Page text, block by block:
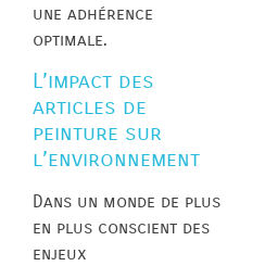
une adhérence
optimale.
L’impact des
articles de
peinture sur
l’environnement
Dans un monde de plus
en plus conscient des
enjeux